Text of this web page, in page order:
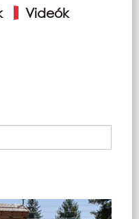
Videók